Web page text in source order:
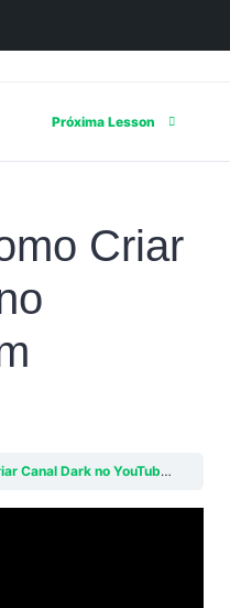
Próxima Lesson
Criar
Dark no YouTube com ChatGPT